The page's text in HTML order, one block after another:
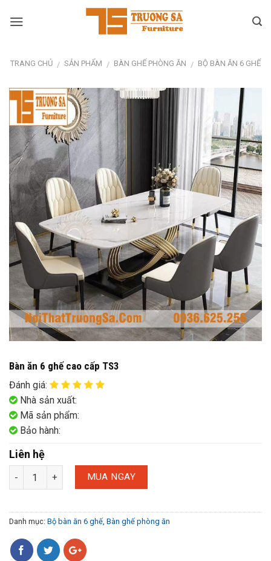
TRANG CHỦ / SẢN PHẨM / BÀN GHẾ PHÒNG ĂN / BỘ BÀN ĂN 6 GHẾ
Bàn ăn 6 ghế cao cấp TS3
Đánh giá:
Nhà sản xuất:
Mã sản phẩm:
Bảo hành:
Liên hệ
MUA NGAY
Danh mục: Bộ bàn ăn 6 ghế, Bàn ghế phòng ăn